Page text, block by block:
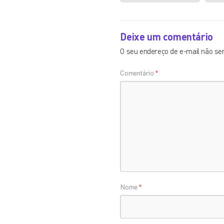
Deixe um comentário
O seu endereço de e-mail não
Comentário *
Nome*